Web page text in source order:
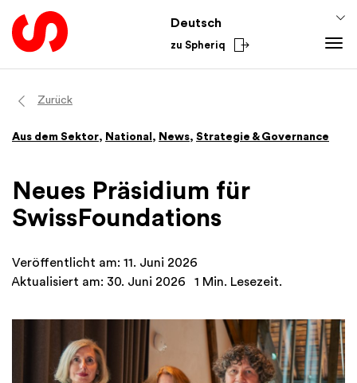
Deutsch
zu Spheriq
Verzeichnis
Recherche
Spenden-Tools
Fundraising-Tipps
Finanzen
Academy
Aus dem Sektor
International
Zurück
Aus dem Sektor, National , News, Strategie & Governance
Neues Präsidium für
SwissFoundations
Veröffentlicht am: 11. Juni 2026
Aktualisiert am: 30. Juni 2026
1 Min. Lesezeit.